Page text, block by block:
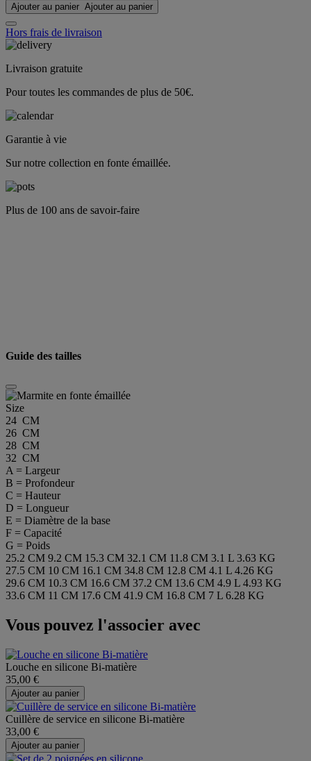
Ajouter au panier Ajouter au panier
Hors frais de livraison
Livraison gratuite
Pour toutes les commandes de plus de 50€.
Garantie à vie
Sur notre collection en fonte émaillée.
Plus de 100 ans de savoir-faire
Guide des tailles
Size
24 CM
26 CM
28 CM
32 CM
A = Largeur
B = Profondeur
C = Hauteur
D = Longueur
E = Diamètre de la base
F = Capacité
G = Poids
25.2 CM 9.2 CM 15.3 CM 32.1 CM 11.8 CM 3.1 L 3.63 KG
27.5 CM 10 CM 16.1 CM 34.8 CM 12.8 CM 4.1 L 4.26 KG
29.6 CM 10.3 CM 16.6 CM 37.2 CM 13.6 CM 4.9 L 4.93 KG
33.6 CM 11 CM 17.6 CM 41.9 CM 16.8 CM 7 L 6.28 KG
Vous pouvez l'associer avec
Louche en silicone Bi-matière
35,00 €
Ajouter au panier
Cuillère de service en silicone Bi-matière
33,00 €
Ajouter au panier